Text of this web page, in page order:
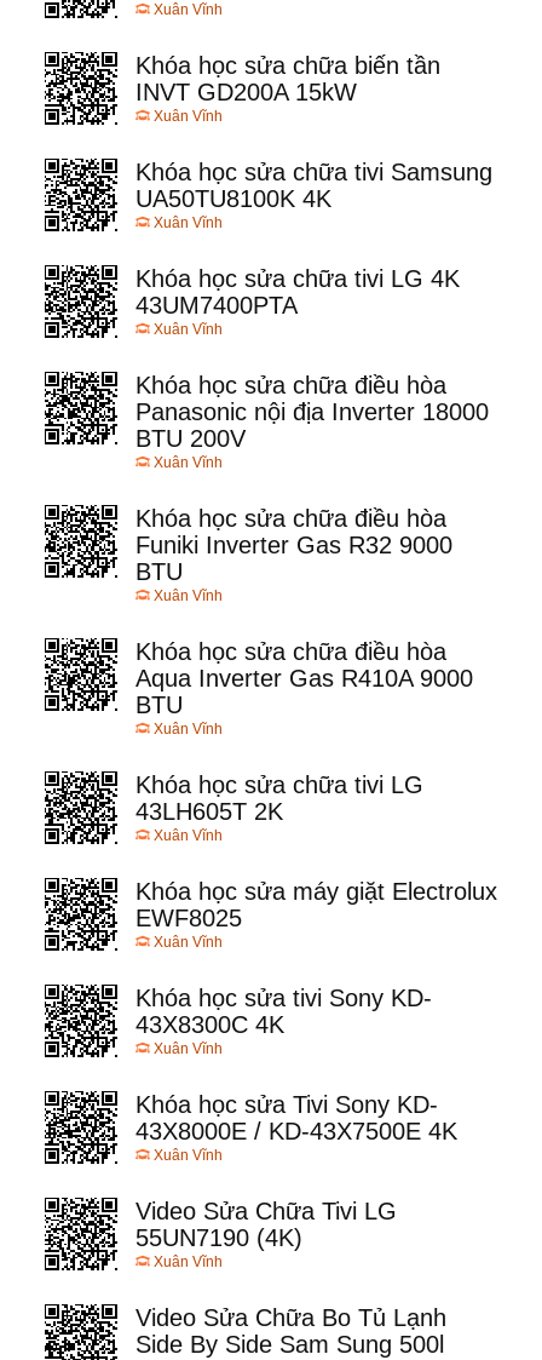
Xuân Vĩnh
Khóa học sửa chữa biến tần
INVT GD200A 15kW
Xuân Vĩnh
Khóa học sửa chữa tivi Samsung
UA50TU8100K 4K
Xuân Vĩnh
Khóa học sửa chữa tivi LG 4K
43UM7400PTA
Xuân Vĩnh
Khóa học sửa chữa điều hòa
Panasonic nội địa Inverter 18000
BTU 200V
Xuân Vĩnh
Khóa học sửa chữa điều hòa
Funiki Inverter Gas R32 9000
BTU
Xuân Vĩnh
Khóa học sửa chữa điều hòa
Aqua Inverter Gas R410A 9000
BTU
Xuân Vĩnh
Khóa học sửa chữa tivi LG
43LH605T 2K
Xuân Vĩnh
Khóa học sửa máy giặt Electrolux
EWF8025
Xuân Vĩnh
Khóa học sửa tivi Sony KD-
43X8300C 4K
Xuân Vĩnh
Khóa học sửa Tivi Sony KD-
43X8000E / KD-43X7500E 4K
Xuân Vĩnh
Video Sửa Chữa Tivi LG
55UN7190 (4K)
Xuân Vĩnh
Video Sửa Chữa Bo Tủ Lạnh
Side By Side Sam Sung 500l